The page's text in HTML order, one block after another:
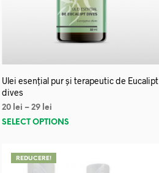
Ulei esențial pur și terapeutic de Eucalipt
dives
20 lei –29 lei
SELECT OPTIONS
REDUCERE!